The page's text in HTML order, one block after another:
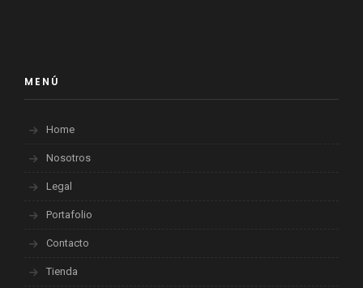
MENÚ
Home
Nosotros
Legal
Portafolio
Contacto
Tienda